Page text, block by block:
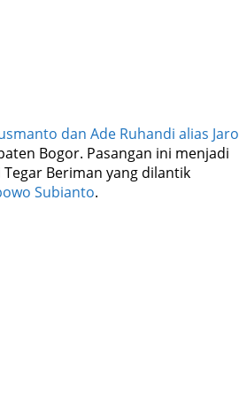
dan Ade Ruhandi alias Jaro
Bogor. Pasangan ini menjadi
Beriman yang dilantik
Subianto.